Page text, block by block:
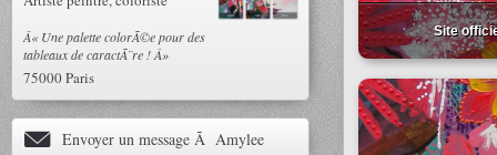
Â« Une palette colorÃ©e pour des
tableaux de caractÃ¨re ! Â»
75000Paris
Envoyer un message Ã Amylee
Site